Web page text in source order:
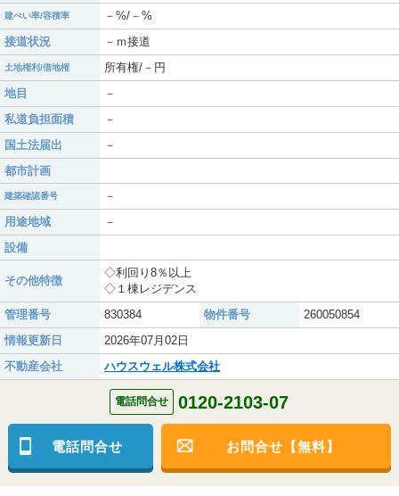
建ぺい率/容積率
－%/－%
接道状況
－ｍ接道
土地権利/借地権
所有権/－円
地目
－
私道負担面積
－
国土法届出
－
都市計画
建築確認番号
－
用途地域
－
設備
その他特徴
◇利回り8％以上
◇１棟レジデンス
管理番号
830384 物件番号
260050854
情報更新日
2026年07月02日
不動産会社
ハウスウェル株式会社
電話問合せ 0120-2103-07
電話問合せ お問合せ【無料】